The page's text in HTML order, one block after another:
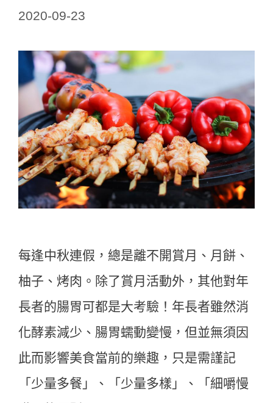
2020-09-23
每逢中秋連假，總是離不開賞月、月餅、
柚子、烤肉。除了賞月活動外，其他對年
長者的腸胃可都是大考驗！年長者雖然消
化酵素減少、腸胃蠕動變慢，但並無須因
此而影響美食當前的樂趣，只是需謹記
「少量多餐」、「少量多樣」、「細嚼慢